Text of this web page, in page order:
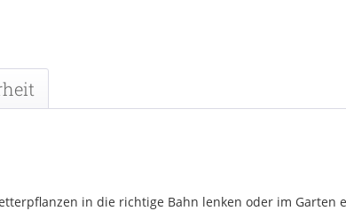
in die richtige Bahn lenken oder im